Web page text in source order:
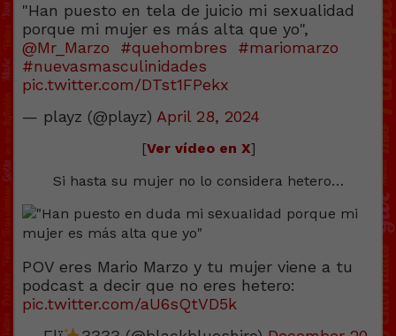
"Han puesto en tela de juicio mi sexualidad
porque mi mujer es más alta que yo",
@Mr_Marzo
#quehombres
#mariomarzo
#nuevasmasculinidades
pic.twitter.com/DTst1FPekx
— playz (@playz) April 28, 2024
[Ver vídeo en X]
Si hasta su mujer no lo considera hetero…
POV eres Mario Marzo y tu mujer viene a tu
podcast a decir que no eres hetero:
pic.twitter.com/aU6sQtVD5k